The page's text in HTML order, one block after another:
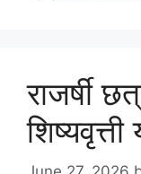
राजर्षी